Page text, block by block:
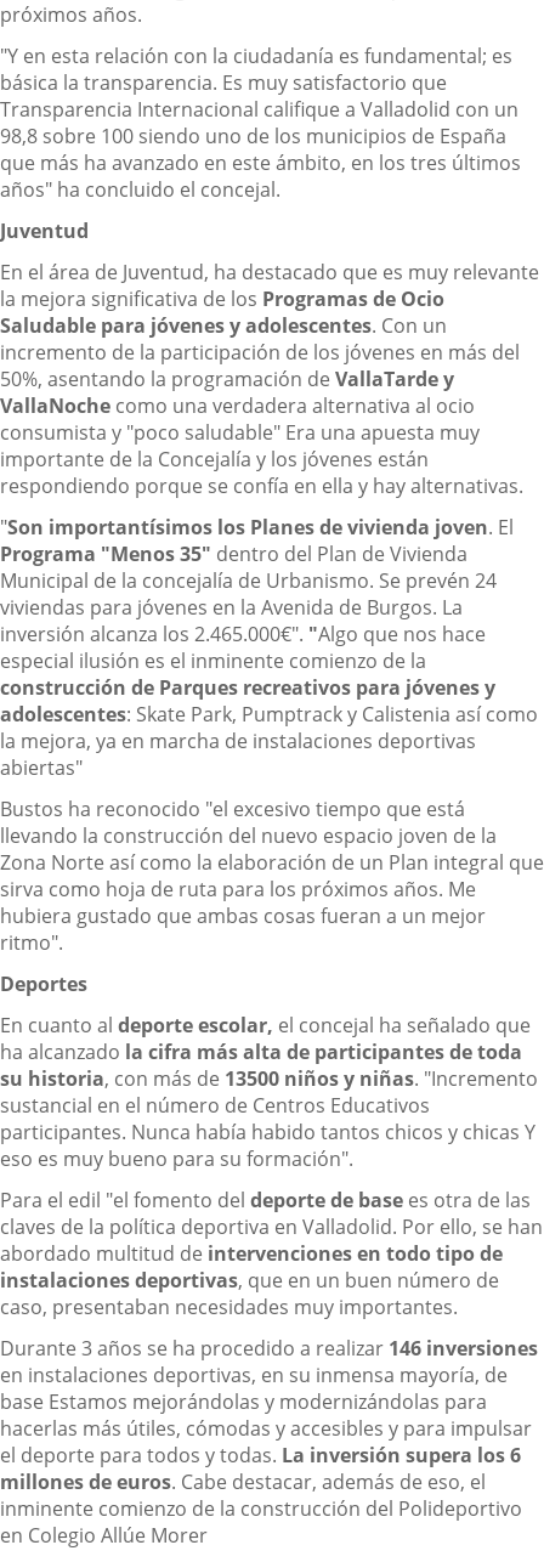
próximos años.
"Y en esta relación con la ciudadanía es fundamental; es
básica la transparencia. Es muy satisfactorio que
Transparencia Internacional califique a Valladolid con un
98,8 sobre 100 siendo uno de los municipios de España
que más ha avanzado en este ámbito, en los tres últimos
años" ha concluido el concejal.
Juventud
En el área de Juventud, ha destacado que es muy relevante
la mejora significativa de los Programas de Ocio
Saludable para jóvenes y adolescentes. Con un
incremento de la participación de los jóvenes en más del
50%, asentando la programación de VallaTarde y
VallaNoche como una verdadera alternativa al ocio
consumista y "poco saludable" Era una apuesta muy
importante de la Concejalía y los jóvenes están
respondiendo porque se confía en ella y hay alternativas.
"Son importantísimos los Planes de vivienda joven. El
Programa "Menos 35" dentro del Plan de Vivienda
Municipal de la concejalía de Urbanismo. Se prevén 24
viviendas para jóvenes en la Avenida de Burgos. La
inversión alcanza los 2.465.000€". "Algo que nos hace
especial ilusión es el inminente comienzo de la
construcción de Parques recreativos para jóvenes y
adolescentes: Skate Park, Pumptrack y Calistenia así como
la mejora, ya en marcha de instalaciones deportivas
abiertas"
Bustos ha reconocido "el excesivo tiempo que está
llevando la construcción del nuevo espacio joven de la
Zona Norte así como la elaboración de un Plan integral que
sirva como hoja de ruta para los próximos años. Me
hubiera gustado que ambas cosas fueran a un mejor
ritmo".
Deportes
En cuanto al deporte escolar, el concejal ha señalado que
ha alcanzado la cifra más alta de participantes de toda
su historia, con más de 13500 niños y niñas. "Incremento
sustancial en el número de Centros Educativos
participantes. Nunca había habido tantos chicos y chicas Y
eso es muy bueno para su formación".
Para el edil "el fomento del deporte de base es otra de las
claves de la política deportiva en Valladolid. Por ello, se han
abordado multitud de intervenciones en todo tipo de
instalaciones deportivas, que en un buen número de
caso, presentaban necesidades muy importantes.
Durante 3 años se ha procedido a realizar 146 inversiones
en instalaciones deportivas, en su inmensa mayoría, de
base Estamos mejorándolas y modernizándolas para
hacerlas más útiles, cómodas y accesibles y para impulsar
el deporte para todos y todas. La inversión supera los 6
millonesde euros. Cabe destacar, además de eso, el
inminente comienzo de la construcción del Polideportivo
en Colegio Allúe Morer